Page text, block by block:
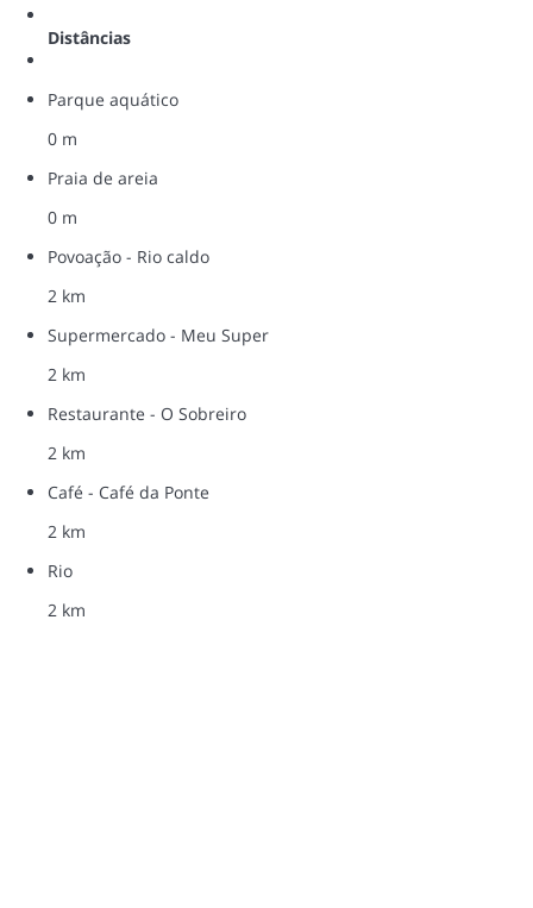
Distâncias
Parque aquático
0 m
Praia de areia
0 m
Povoação - Rio caldo
2 km
Supermercado - Meu Super
2 km
Restaurante - O Sobreiro
2 km
Café - Café da Ponte
2 km
Rio
2 km